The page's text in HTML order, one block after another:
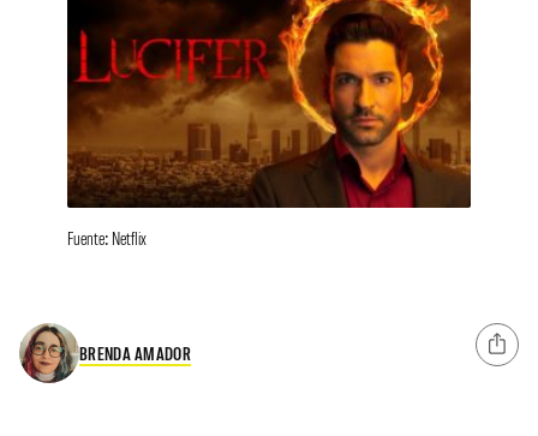
Fuente: Netflix
BRENDA AMADOR